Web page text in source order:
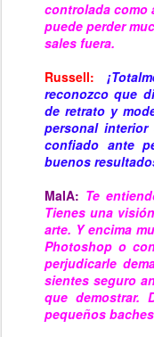
controlada como
puede perder
sales fuera.
Russell:
reconozco que
de retrato y
personal interior
confiado ante
buenos
MaIA: Te
Tienes una
arte. Y encima
Photoshop o
perjudicarle
sientes seguro
que demostrar.
pequeños